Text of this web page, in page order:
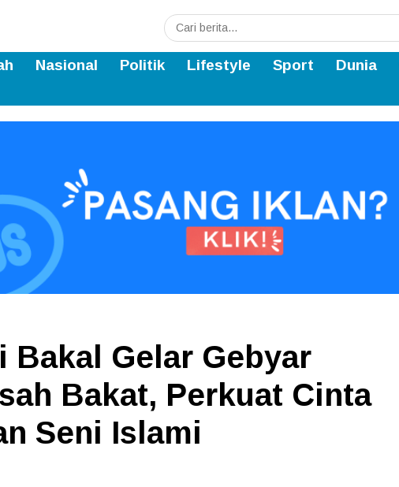
Nasional Politik Lifestyle Sport Dunia
Bakal Gelar Gebyar
Bakat, Perkuat Cinta
Seni Islami